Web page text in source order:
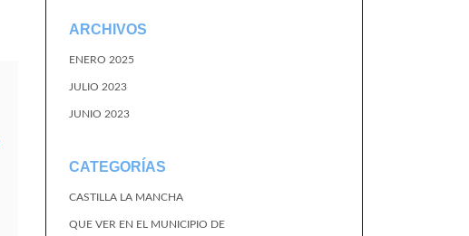
ARCHIVOS
ENERO 2025
JULIO 2023
JUNIO 2023
CATEGORÍAS
CASTILLA LA MANCHA
QUE VER EN EL MUNICIPIO DE